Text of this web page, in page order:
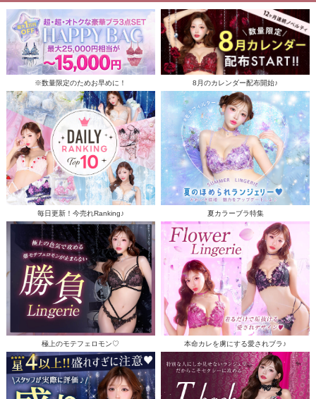
※数量限定のためお早めに！ 8月のカレンダー配布開始♪
毎日更新！今売れRanking♪ 夏カラーブラ特集
極上のモテフェロモン♡ 本命カレを虜にする愛されブラ♪